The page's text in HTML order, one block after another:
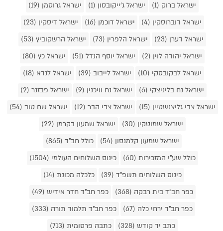
ישראל ברוק (1)
ישראל ג'ייקובסון (1)
ישראל גרוסמן (19)
ישראל דוברוסקין (4)
ישראל דוכמן (16)
ישראל דיסקין (23)
ישראל דערן (23)
ישראל הלפרין (73)
ישראל הרשקוביץ (53)
ישראל יהודה לוין (2)
ישראל יוסף הנדל (51)
ישראל כץ (80)
ישראל לבקובסקי (10)
ישראל לייבוב (39)
ישראל לנדא (18)
ישראל נח בליניצקי (6)
ישראל נח וויכנין (9)
ישראל פבזנר (2)
ישראל צבי גליצנשטיין (15)
ישראל צבי הבר (12)
ישראל שם טוב (54)
ישראל שמוטקין (30)
ישראל שמעון בקרמן (22)
ישראל שמעון קלמנסון (54)
כולל חב"ד (865)
כולל שע"י המזכירות (60)
כינוס השלוחים העולמי (1504)
כינוס השלוחים תשפ"ד (39)
כלכלה מכונת (14)
כפר חב"ד בית רבקה (368)
כפר חב"ד חדר אידיש (49)
כפר חב"ד ירחי כלה (67)
כפר חב"ד תלמוד תורה (333)
כתב יד קודש (328)
כתבה פרסומית (713)